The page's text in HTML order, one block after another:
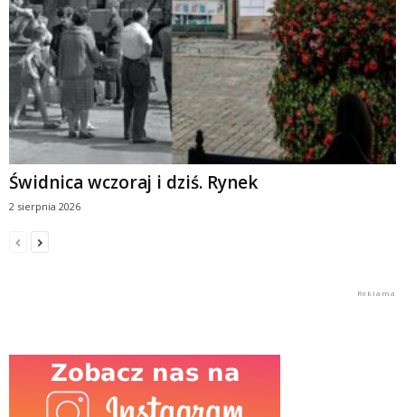
Świdnica wczoraj i dziś. Rynek
2 sierpnia 2026